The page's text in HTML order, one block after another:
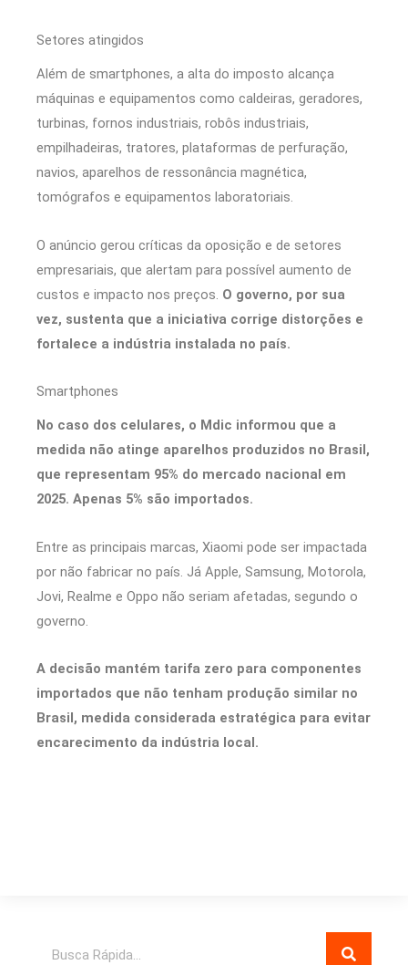
Setores atingidos
Além de smartphones, a alta do imposto alcança
máquinas e equipamentos como caldeiras, geradores,
turbinas, fornos industriais, robôs industriais,
empilhadeiras, tratores, plataformas de perfuração,
navios, aparelhos de ressonância magnética,
tomógrafos e equipamentos laboratoriais.
O anúncio gerou críticas da oposição e de setores
empresariais, que alertam para possível aumento de
custos e impacto nos preços. O governo, por sua
vez, sustenta que a iniciativa corrige distorções e
fortalece a indústria instalada no país.
Smartphones
No caso dos celulares, o Mdic informou que a
medida não atinge aparelhos produzidos no Brasil,
que representam 95% do mercado nacional em
2025. Apenas 5% são importados.
Entre as principais marcas, Xiaomi pode ser impactada
por não fabricar no país. Já Apple, Samsung, Motorola,
Jovi, Realme e Oppo não seriam afetadas, segundo o
governo.
A decisão mantém tarifa zero para componentes
importados que não tenham produção similar no
Brasil, medida considerada estratégica para evitar
encarecimento da indústria local.